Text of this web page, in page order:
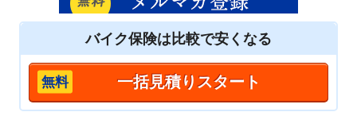
バイク保険は比較で安くなる
一括見積りスタート